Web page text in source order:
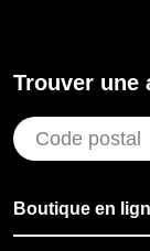
Trouver une
Boutique en